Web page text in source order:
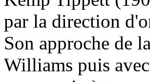
par la direction
Son approche de
Williams puis